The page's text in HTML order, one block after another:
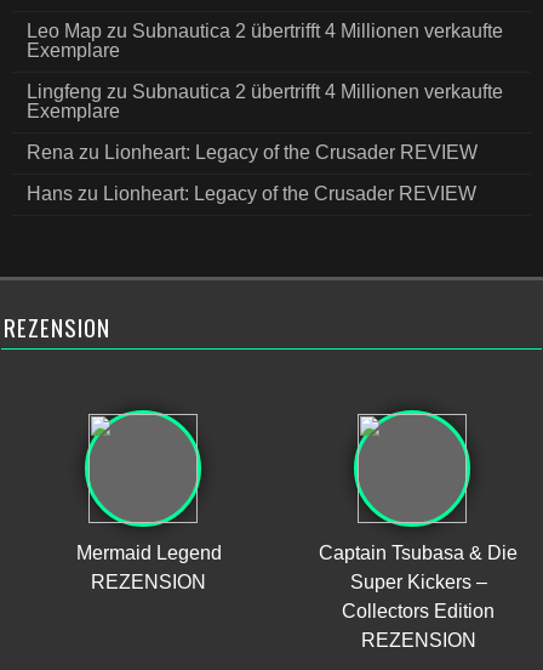
Leo Map zu Subnautica 2 übertrifft 4 Millionen verkaufte
Exemplare
Lingfeng zu Subnautica 2 übertrifft 4 Millionen verkaufte
Exemplare
Rena zu Lionheart: Legacy of the Crusader REVIEW
Hans zu Lionheart: Legacy of the Crusader REVIEW
REZENSION
Mermaid Legend
REZENSION
Captain Tsubasa & Die
Super Kickers –
Collectors Edition
REZENSION